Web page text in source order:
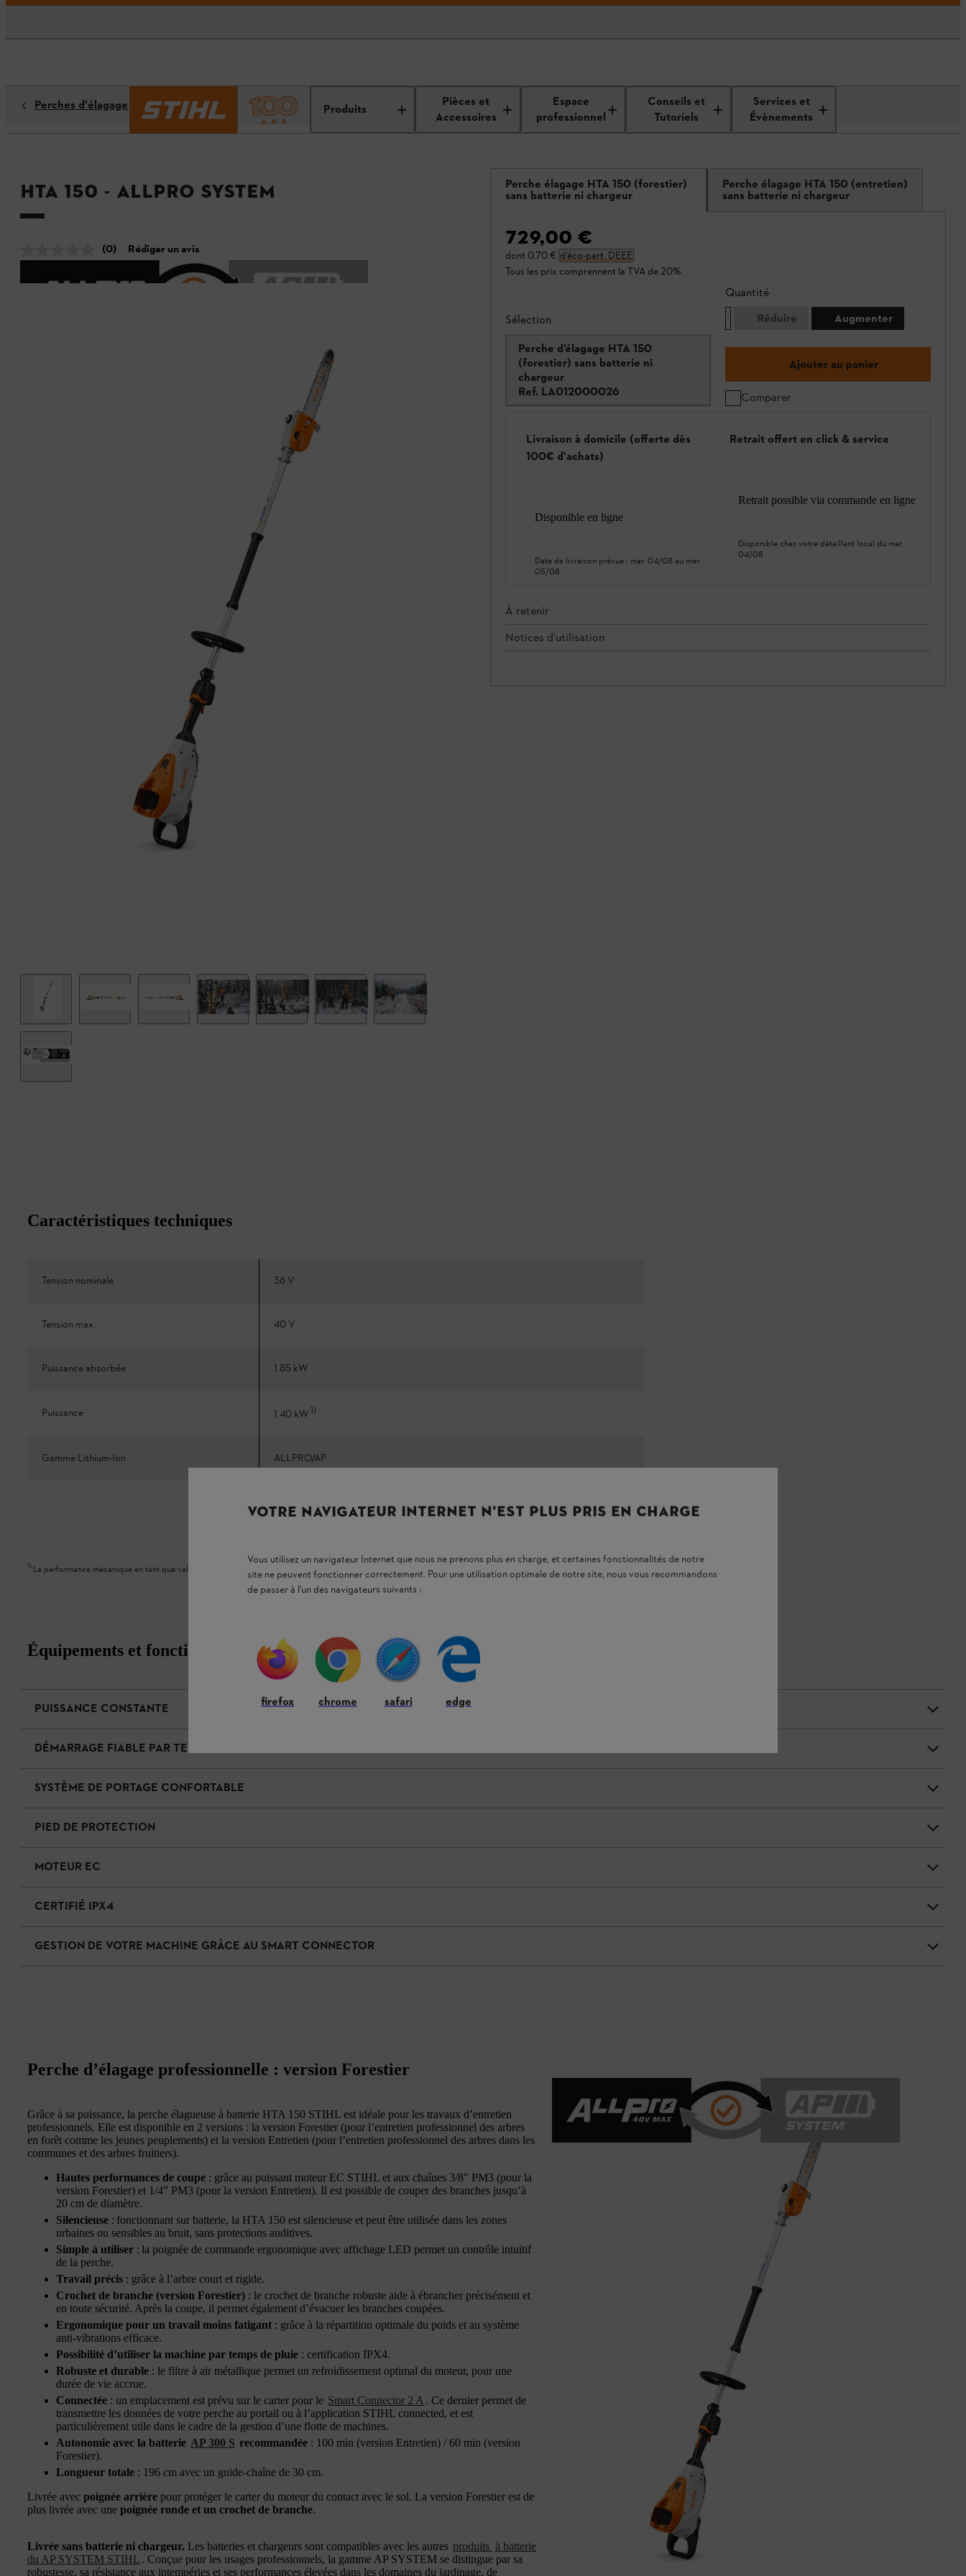
Produits
Pièces et
Accessoires
Espace
professionnel
Conseils et
Tutoriels
Services et
Évènements
Perches d'élagage
HTA 150 - ALLPRO SYSTEM
(0) Rédiger un avis
Perche élagage HTA 150 (forestier)
sans batterie ni chargeur
Perche élagage HTA 150 (entretien)
sans batterie ni chargeur
729,00 €
dont 0,70 € d’éco-part. DEEE
Tous les prix comprennent la TVA de 20%.
Sélection
Perche d’élagage HTA 150
(forestier) sans batterie ni
chargeur
Ref. LA012000026
Quantité
Réduire
Augmenter
Ajouter au panier
Comparer
Livraison à domicile (offerte dès
100€ d'achats)
Disponible en ligne
Date de livraison prévue : mar. 04/08 au mer.
05/08
Retrait offert en click & service
Retrait possible via commande en ligne
Disponible chez votre détaillant local du mar.
04/08
À retenir
Notices d'utilisation
Caractéristiques techniques
Tension nominale 36 V
Tension max. 40 V
Puissance absorbée 1.85 kW
Puissance 1.40 kW1)
Gamme Lithium-Ion ALLPRO/AP
1) La performance mécanique en tant que valeur comparative à celle de l’équipement à essence
Équipements et fonctions
PUISSANCE CONSTANTE
DÉMARRAGE FIABLE PAR TEMPS FROID
SYSTÈME DE PORTAGE CONFORTABLE
PIED DE PROTECTION
MOTEUR EC
CERTIFIÉ IPX4
GESTION DE VOTRE MACHINE GRÂCE AU SMART CONNECTOR
Perche d’élagage professionnelle : version Forestier
Grâce à sa puissance, la perche élagueuse à batterie HTA 150 STIHL est idéale pour les travaux d’entretien
professionnels. Elle est disponible en 2 versions : la version Forestier (pour l’entretien professionnel des arbres
en forêt comme les jeunes peuplements) et la version Entretien (pour l’entretien professionnel des arbres dans les
communes et des arbres fruitiers).
Hautes performances de coupe : grâce au puissant moteur EC STIHL et aux chaînes 3/8" PM3 (pour la
version Forestier) et 1/4” PM3 (pour la version Entretien). Il est possible de couper des branches jusqu’à
20 cm de diamètre.
Silencieuse : fonctionnant sur batterie, la HTA 150 est silencieuse et peut être utilisée dans les zones
urbaines ou sensibles au bruit, sans protections auditives.
Simple à utiliser : la poignée de commande ergonomique avec affichage LED permet un contrôle intuitif
de la perche.
Travail précis : grâce à l’arbre court et rigide.
Crochet de branche (version Forestier) : le crochet de branche robuste aide à ébrancher précisément et
en toute sécurité. Après la coupe, il permet également d’évacuer les branches coupées.
Ergonomique pour un travail moins fatigant : grâce à la répartition optimale du poids et au système
anti-vibrations efficace.
Possibilité d’utiliser la machine par temps de pluie : certification IPX4.
Robuste et durable : le filtre à air métallique permet un refroidissement optimal du moteur, pour une
durée de vie accrue.
Connectée : un emplacement est prévu sur le carter pour le Smart Connector 2 A . Ce dernier permet de
transmettre les données de votre perche au portail ou à l’application STIHL connected, et est
particulièrement utile dans le cadre de la gestion d’une flotte de machines.
Autonomie avec la batterie AP 300 S recommandée : 100 min (version Entretien) / 60 min (version
Forestier).
Longueur totale : 196 cm avec un guide-chaîne de 30 cm.
Livrée avec poignée arrière pour protéger le carter du moteur du contact avec le sol. La version Forestier est de
plus livrée avec une poignée ronde et un crochet de branche.
Livrée sans batterie ni chargeur. Les batteries et chargeurs sont compatibles avec les autres produits à batterie
du AP SYSTEM STIHL . Conçue pour les usages professionnels, la gamme AP SYSTEM se distingue par sa
robustesse, sa résistance aux intempéries et ses performances élevées dans les domaines du jardinage, de
VOTRE NAVIGATEUR INTERNET N'EST PLUS PRIS EN CHARGE
Vous utilisez un navigateur Internet que nous ne prenons plus en charge, et certaines fonctionnalités de notre
site ne peuvent fonctionner correctement. Pour une utilisation optimale de notre site, nous vous recommandons
de passer à l'un des navigateurs suivants :
firefox chrome safari edge